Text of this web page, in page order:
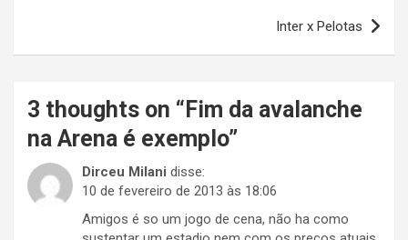
Inter x Pelotas
3 thoughts on “ Fim da avalanche
na Arena é exemplo”
Dirceu Milani disse:
10 de fevereiro de 2013 às 18:06
Amigos é so um jogo de cena, não ha como